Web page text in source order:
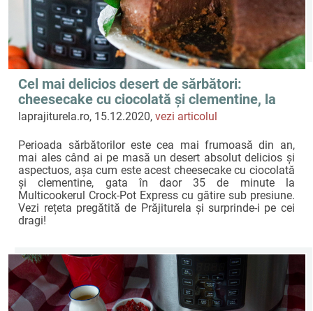
Cel mai delicios desert de sărbători:
cheesecake cu ciocolată și clementine, la
Crock-Pot Express by Prăjiturela
laprajiturela.ro, 15.12.2020,vezi articolul
Perioada sărbătorilor este cea mai frumoasă din an,
mai ales când ai pe masă un desert absolut delicios și
aspectuos, așa cum este acest cheesecake cu ciocolată
și clementine, gata în daor 35 de minute la
Multicookerul Crock-Pot Express cu gătire sub presiune.
Vezi rețeta pregătită de Prăjiturela și surprinde-i pe cei
dragi!